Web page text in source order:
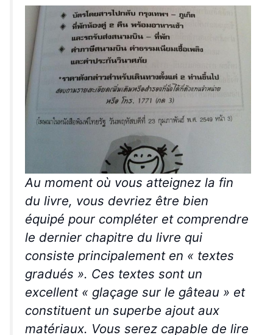
Au moment où vous atteignez la fin
du livre, vous devriez être bien
équipé pour compléter et comprendre
le dernier chapitre du livre qui
consiste principalement en « textes
gradués ». Ces textes sont un
excellent « glaçage sur le gâteau » et
constituent un superbe ajout aux
matériaux. Vous serez capable de lire